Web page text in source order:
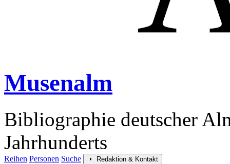
Musenalm
Bibliographie deutscher
Jahrhunderts
Reihen Personen Suche Redaktion & Kontakt